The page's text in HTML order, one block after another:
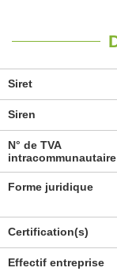
Siret
Siren
N° de TVA
intracommunautaire
Forme juridique
Certification(s)
Effectif entreprise